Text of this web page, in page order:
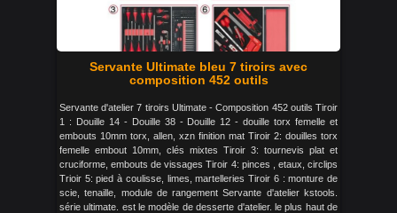
Servante Ultimate bleu 7 tiroirs avec
composition 452 outils
Servante d'atelier 7 tiroirs Ultimate - Composition 452 outils Tiroir
1 : Douille 14 - Douille 38 - Douille 12 - douille torx femelle et
embouts 10mm torx, allen, xzn finition mat Tiroir 2: douilles torx
femelle embout 10mm, clés mixtes Tiroir 3: tournevis plat et
cruciforme, embouts de vissages Tiroir 4: pinces , etaux, circlips
Trioir 5: pied à coulisse, limes, martelleries Tiroir 6 : monture de
scie, tenaille, module de rangement Servante d'atelier kstools.
série ultimate. est le modèle de desserte d'atelier. le plus haut de